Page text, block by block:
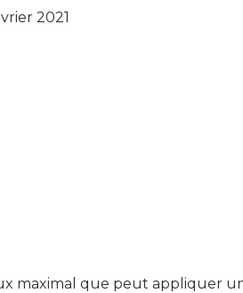
2021
maximal que peut appliquer